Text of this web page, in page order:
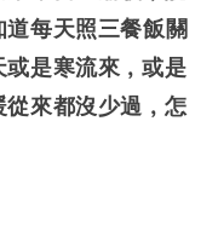
每天照三餐飯關
是寒流來，或是
來都沒少過，怎